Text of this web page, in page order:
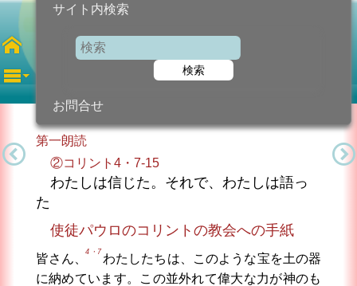
サイト内検索
検索
お問合せ
聖ヤコブ使徒聖人の記念
第一朗読
②コリント4・7-15
わたしは信じた。それで、わたしは語っ
た
使徒パウロのコリントの教会への手紙
皆さん、
4・7
わたしたちは、このような宝を土の器
に納めています。この並外れて偉大な力が神のも